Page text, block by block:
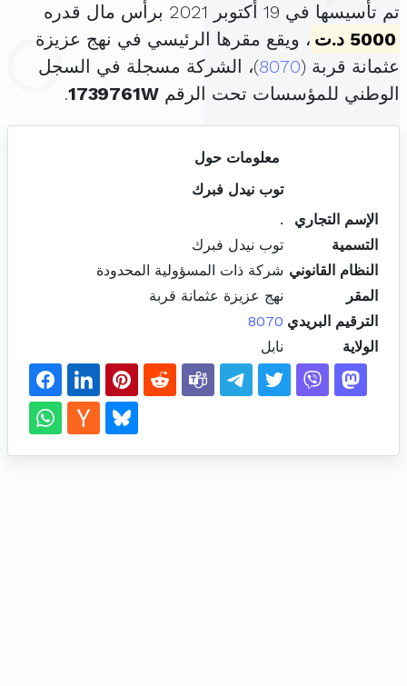
تم تأسيسها في 19 أكتوبر 2021 برأس مال قدره
5000 د.ت
، ويقع مقرها الرئيسي في نهج عزيزة
عثمانة قربة (8070)، الشركة مسجلة في السجل
الوطني للمؤسسات تحت الرقم 1739761W
.
معلومات حول
توب نيدل فبرك
الإسم التجاري
.
التسمية
توب نيدل فبرك
النظام القانوني شركة ذات المسؤولية المحدودة
المقر
نهج عزيزة عثمانة قربة
الترقيم البريدي 8070
الولاية
نابل